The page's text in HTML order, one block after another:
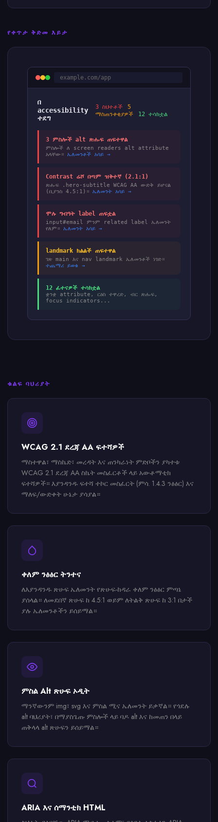
የቀጥታ ቅድመ እይታ
example.com/app
በ
accessibility
ተደግ
3 ስህተቶች
5
ማስጠንቀቂያዎች
12 ተሳክቷል
3 ምስሎች alt ጽሑፍ ጠፍተዋል
ምስሎች ለ screen readers alt attribute
አላቸው። ኤለመንቶች አሳይ →
Contrast ሬሾ በጣም ዝቅተኛ (2.1:1)
ጽሑፍ .hero-subtitle WCAG AA ውድቅ ይሆናል
(ቢያንስ 4.5:1)። ኤለመንት አሳይ →
ሞሉ ግብዓት label ጠፍቷል
input#email ምንም related label ኤለመንት
የለም። ኤለመንት አሳይ →
landmark ክልልች ጠፍተዋል
ገጽ main እና nav landmark ኤለመንቶች ነገድ።
ተጨማሪ ይወቁ →
12 ፈተናዎች ተሳክቷል
ቋንቋ attribute, ርዕስ ተዋረድ, ብር ጽሑፍ,
focus indicators...
ቁልፍ ባህሪያት
WCAG 2.1 ደረጃ AA ፍተሻዎች
ማስተዋል፣ ማስኬድ፣ መረዳት እና ጠንካራነት ምድቦችን ያካተቱ
WCAG 2.1 ደረጃ AA ስኬት መስፈርቶች ላይ አውቶማቲክ
ፍተሻዎች። እያንዳንዱ ፍተሻ ተኮር መስፈርት (ምሳ. 1.4.3 ንፅፅር) እና
ማለፍ/ውድቀት ሁኔታ ያሳያል።
ቀለም ንፅፅር ትንተና
ለእያንዳንዱ ጽሁፍ ኤለመንት የጽሁፍ-ከዳራ ቀለም ንፅፅር ምጣኔ
ያሰላል። ለመደበኛ ጽሁፍ ከ 4.5:1 ወይም ለትልቅ ጽሁፍ ከ 3:1 በታች
ያሉ ኤለመንቶችን ይሰይማል።
ምስል Alt ጽሁፍ ኦዲት
ማንኛውንም img፣ svg እና ምስል ሚና ኤለመንት ይቃኛል። የጎደሉ
alt ባህሪያት፣ በማያስጌጡ ምስሎች ላይ ባዶ alt እና ከመጠን በላይ
ጠቅላላ alt ጽሁፍን ይሰይማል።
ARIA እና ሰማንቲክ HTML